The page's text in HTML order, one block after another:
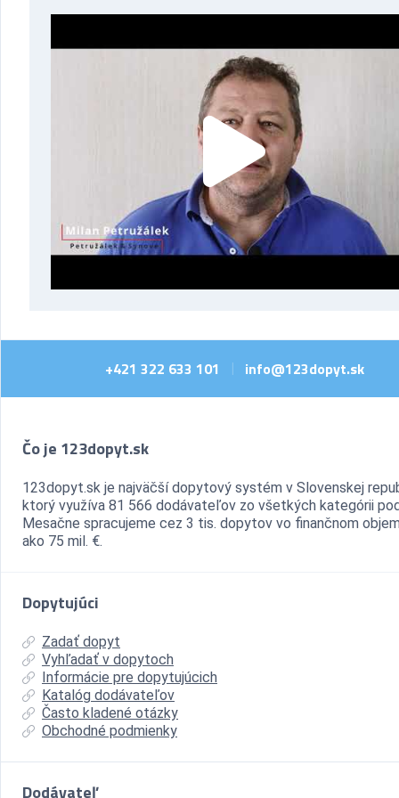
+421 322 633 101 info@123dopyt.sk
Čo je 123dopyt.sk
123dopyt.sk je najväčší dopytový systém v Slovenskej
ktorý využíva 81 566 dodávateľov zo všetkých kategórii
Mesačne spracujeme cez 3 tis. dopytov vo finančnom
ako 75 mil. €.
Dopytujúci
Zadať dopyt
Vyhľadať v dopytoch
Informácie pre dopytujúcich
Katalóg dodávateľov
Často kladené otázky
Obchodné podmienky
Dodávateľ